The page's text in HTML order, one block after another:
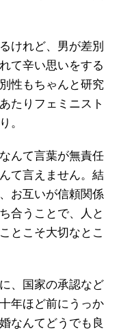
けれど、男が差別
て辛い思いをする
性もちゃんと研究
たりフェミニスト
。
んて言葉が無責任
て言えません。結
お互いが信頼関係
合うことで、人と
とこそ大切なとこ
、国家の承認など
年ほど前にうっか
なんてどうでも良